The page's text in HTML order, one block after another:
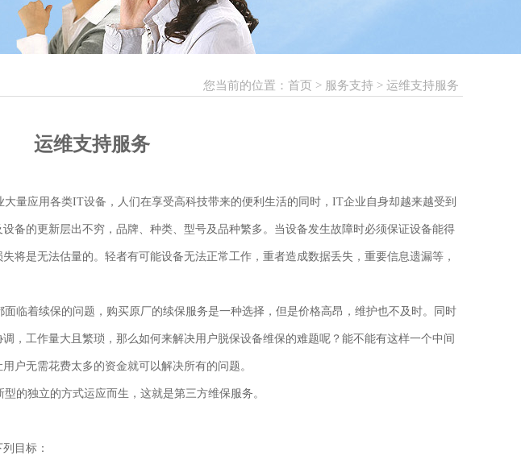
您当前的位置： 首页 > 服务支持 >运维支持服务
运维支持服务
大量应用各类IT设备，人们在享受高科技带来的便利生活的同时， IT企业自身却越来越受到
设备的更新层出不穷，品牌、种类、型号及品种繁多。当设备发生故障时必须保证设备能得
将是无法估量的。轻者有可能设备无法正常工作，重者造成数据丢失，重要信息遗漏等，
临着续保的问题，购买原厂的续保服务是一种选择，但是价格高昂，维护也不及时。同时
，工作量大且繁琐，那么如何来解决用户脱保设备维保的难题呢？能不能有这样一个中间
户无需花费太多的资金就可以解决所有的问题。
的独立的方式运应而生，这就是第三方维保服务。
目标：